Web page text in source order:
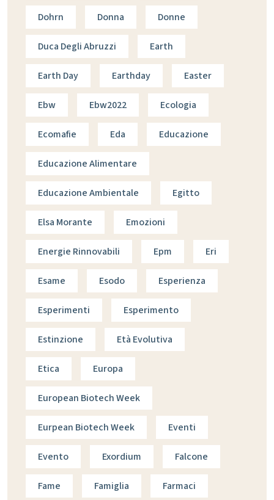
Dohrn Donna Donne
Duca Degli Abruzzi Earth
Earth Day Earthday Easter
Ebw Ebw2022 Ecologia
Ecomafie Eda Educazione
Educazione Alimentare
Educazione Ambientale Egitto
Elsa Morante Emozioni
Energie Rinnovabili Epm Eri
Esame Esodo Esperienza
Esperimenti Esperimento
Estinzione Età Evolutiva
Etica Europa
European Biotech Week
Eurpean Biotech Week Eventi
Evento Exordium Falcone
Fame Famiglia Farmaci